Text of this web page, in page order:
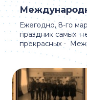
Ежегодно, 8-го
праздник самых
прекрасных -